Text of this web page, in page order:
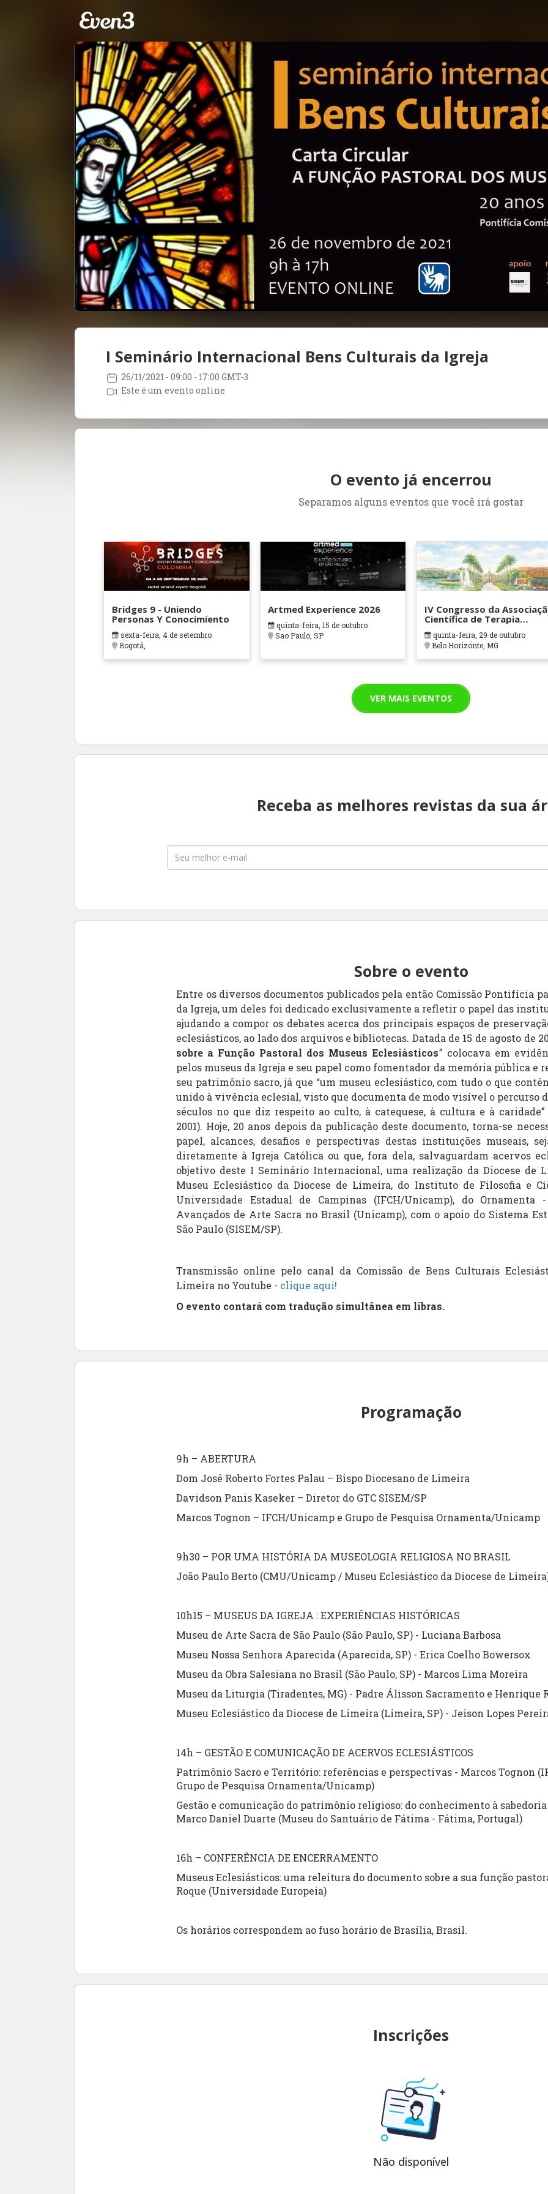
I Seminário Internacional Bens Culturais da Igreja
26/11/2021 - 09:00 - 17:00 GMT-3
Este é um evento online
O evento já encerrou
Separamos alguns eventos que você irá gostar
Bridges 9 - Uniendo
Personas Y Conocimiento
sexta-feira, 4 de setembro
Bogotá,
Artmed Experience 2026
quinta-feira, 15 de outubro
Sao Paulo, SP
IV Congresso da
Científica de Terapia
Ocupacional em
Hospitalares e Cuidados
Paliativos - ATOHOSP
quinta-feira, 29 de outubro
Belo Horizonte, MG
VER MAIS EVENTOS
Receba as melhores revistas da sua
Sobre o evento
Entre os diversos documentos publicados pela então Comissão Pontifícia
da Igreja, um deles foi dedicado exclusivamente a refletir o papel das
ajudando a compor os debates acerca dos principais espaços de
eclesiásticos, ao lado dos arquivos e bibliotecas. Datada de 15 de agosto de
sobre a Função Pastoral dos Museus Eclesiásticos” colocava em
pelos museus da Igreja e seu papel como fomentador da memória pública e
seu patrimônio sacro, já que “um museu eclesiástico, com tudo o que
unido à vivência eclesial, visto que documenta de modo visível o percurso
séculos no que diz respeito ao culto, à catequese, à cultura e à caridade”
2001). Hoje, 20 anos depois da publicação deste documento, torna-se
papel, alcances, desafios e perspectivas destas instituições museais,
diretamente à Igreja Católica ou que, fora dela, salvaguardam acervos
objetivo deste I Seminário Internacional, uma realização da Diocese de
Museu Eclesiástico da Diocese de Limeira, do Instituto de Filosofia e
Universidade Estadual de Campinas (IFCH/Unicamp), do Ornamenta
Avançados de Arte Sacra no Brasil (Unicamp), com o apoio do Sistema
São Paulo (SISEM/SP).
Transmissão online pelo canal da Comissão de Bens Culturais
Limeira no Youtube - clique aqui!
O evento contará com tradução simultânea em libras.
Programação
9h – ABERTURA
Dom José Roberto Fortes Palau – Bispo Diocesano de Limeira
Davidson Panis Kaseker – Diretor do GTC SISEM/SP
Marcos Tognon – IFCH/Unicamp e Grupo de Pesquisa Ornamenta/Unicamp
9h30 – POR UMA HISTÓRIA DA MUSEOLOGIA RELIGIOSA NO BRASIL
João Paulo Berto (CMU/Unicamp / Museu Eclesiástico da Diocese de
10h15 – MUSEUS DA IGREJA : EXPERIÊNCIAS HISTÓRICAS
Museu de Arte Sacra de São Paulo (São Paulo, SP) - Luciana Barbosa
Museu Nossa Senhora Aparecida (Aparecida, SP) - Erica Coelho Bowersox
Museu da Obra Salesiana no Brasil (São Paulo, SP) - Marcos Lima Moreira
Museu da Liturgia (Tiradentes, MG) - Padre Álisson Sacramento e Henrique
Museu Eclesiástico da Diocese de Limeira (Limeira, SP) - Jeison Lopes
14h – GESTÃO E COMUNICAÇÃO DE ACERVOS ECLESIÁSTICOS
Patrimônio Sacro e Território: referências e perspectivas - Marcos Tognon
Grupo de Pesquisa Ornamenta/Unicamp)
Gestão e comunicação do patrimônio religioso: do conhecimento à
Marco Daniel Duarte (Museu do Santuário de Fátima - Fátima, Portugal)
16h – CONFERÊNCIA DE ENCERRAMENTO
Museus Eclesiásticos: uma releitura do documento sobre a sua função
Roque (Universidade Europeia)
Os horários correspondem ao fuso horário de Brasília, Brasil.
Inscrições
Não disponível